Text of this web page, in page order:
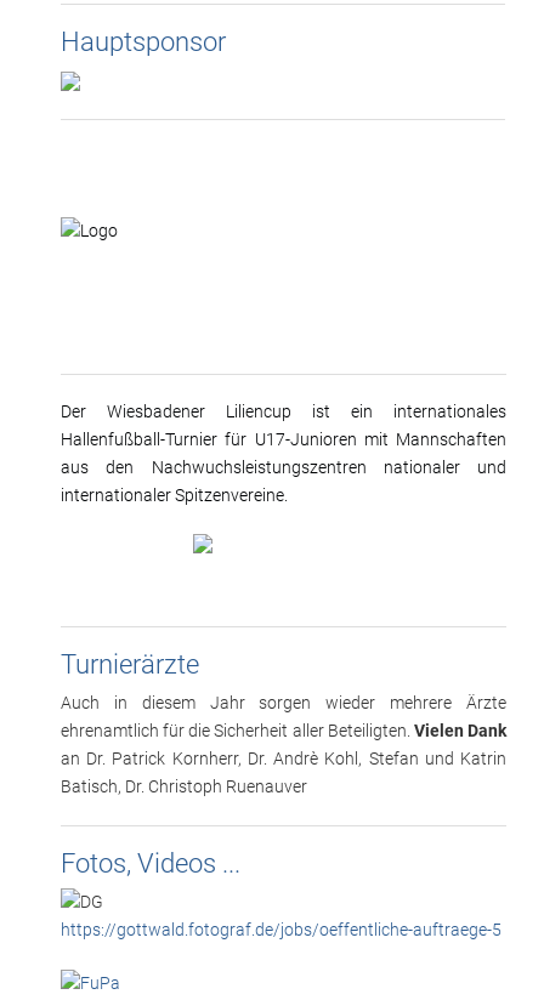
Hauptsponsor
Der Wiesbadener Liliencup ist ein internationales
Hallenfußball-Turnier für U17-Junioren mit Mannschaften
aus den Nachwuchsleistungszentren nationaler und
internationaler Spitzenvereine.
Turnierärzte
Auch in diesem Jahr sorgen wieder mehrere Ärzte
ehrenamtlich für die Sicherheit aller Beteiligten. Vielen Dank
an Dr. Patrick Kornherr, Dr. Andrè Kohl, Stefan und Katrin
Batisch, Dr. Christoph Ruenauver
Fotos, Videos ...
https://gottwald.fotograf.de/jobs/oeffentliche-auftraege-5